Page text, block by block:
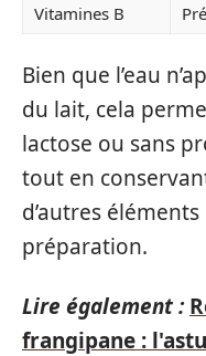
Vitamines B
Bien que l’eau
du lait, cela
lactose ou sans
tout en
d’autres
préparation.
Lire également :
frangipane :